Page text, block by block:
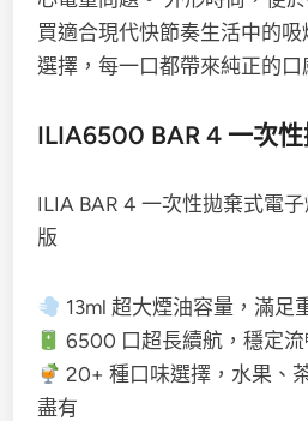
買適合現代快節奏生活中的
選擇，每一口都帶來純正的口
ILIA6500 BAR 4 一次
ILIA BAR 4 一次性拋棄式電
版
13ml 超大煙油容量，滿足
6500 口超長續航，穩定
20+ 種口味選擇，水果、
盡有